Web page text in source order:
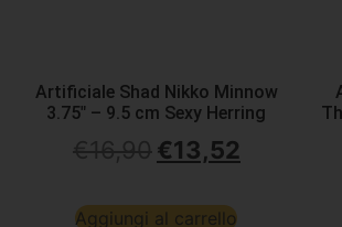
Artificiale Shad Nikko Minnow
3.75″ – 9.5 cm Sexy Herring
€13,52
Aggiungi al carrello